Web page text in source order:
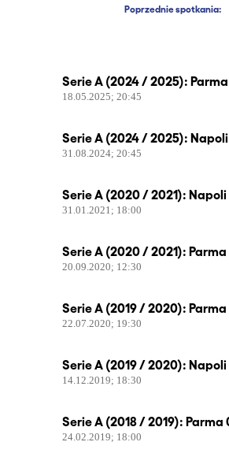
Poprzednie spotkania:
Serie A (2024 / 2025):
18.05.2025; 20:45
Serie A (2024 / 2025): Napoli
31.08.2024; 20:45
Serie A (2020 / 2021):
31.01.2021; 18:00
Serie A (2020 / 2021):
20.09.2020; 12:30
Serie A (2019 / 2020): Parma
22.07.2020; 19:30
Serie A (2019 / 2020): Napoli
14.12.2019; 18:30
Serie A (2018 / 2019):
24.02.2019; 18:00